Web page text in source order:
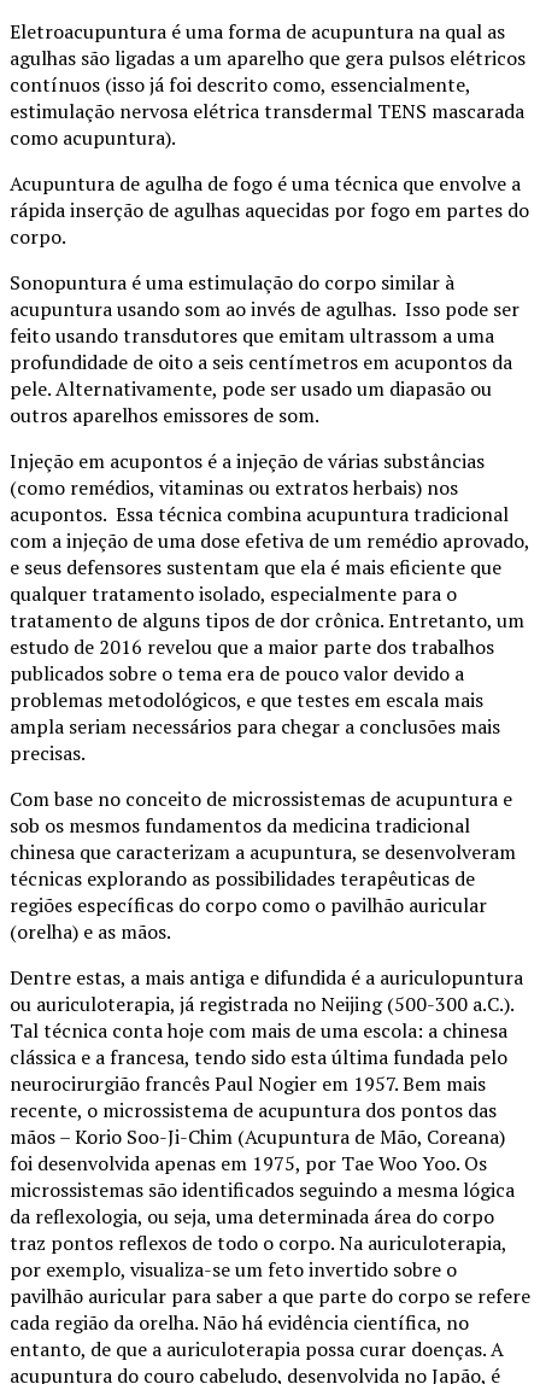
Eletroacupuntura é uma forma de acupuntura na qual as
agulhas são ligadas a um aparelho que gera pulsos elétricos
contínuos (isso já foi descrito como, essencialmente,
estimulação nervosa elétrica transdermal TENS mascarada
como acupuntura).
Acupuntura de agulha de fogo é uma técnica que envolve a
rápida inserção de agulhas aquecidas por fogo em partes do
corpo.
Sonopuntura é uma estimulação do corpo similar à
acupuntura usando som ao invés de agulhas. Isso pode ser
feito usando transdutores que emitam ultrassom a uma
profundidade de oito a seis centímetros em acupontos da
pele. Alternativamente, pode ser usado um diapasão ou
outros aparelhos emissores de som.
Injeção em acupontos é a injeção de várias substâncias
(como remédios, vitaminas ou extratos herbais) nos
acupontos. Essa técnica combina acupuntura tradicional
com a injeção de uma dose efetiva de um remédio aprovado,
e seus defensores sustentam que ela é mais eficiente que
qualquer tratamento isolado, especialmente para o
tratamento de alguns tipos de dor crônica. Entretanto, um
estudo de 2016 revelou que a maior parte dos trabalhos
publicados sobre o tema era de pouco valor devido a
problemas metodológicos, e que testes em escala mais
ampla seriam necessários para chegar a conclusões mais
precisas.
Com base no conceito de microssistemas de acupuntura e
sob os mesmos fundamentos da medicina tradicional
chinesa que caracterizam a acupuntura, se desenvolveram
técnicas explorando as possibilidades terapêuticas de
regiões específicas do corpo como o pavilhão auricular
(orelha) e as mãos.
Dentre estas, a mais antiga e difundida é a auriculopuntura
ou auriculoterapia, já registrada no Neijing (500-300 a.C.).
Tal técnica conta hoje com mais de uma escola: a chinesa
clássica e a francesa, tendo sido esta última fundada pelo
neurocirurgião francês Paul Nogier em 1957. Bem mais
recente, o microssistema de acupuntura dos pontos das
mãos – Korio Soo-Ji-Chim (Acupuntura de Mão, Coreana)
foi desenvolvida apenas em 1975, por Tae Woo Yoo. Os
microssistemas são identificados seguindo a mesma lógica
da reflexologia, ou seja, uma determinada área do corpo
traz pontos reflexos de todo o corpo. Na auriculoterapia,
por exemplo, visualiza-se um feto invertido sobre o
pavilhão auricular para saber a que parte do corpo se refere
cada região da orelha. Não há evidência científica, no
entanto, de que a auriculoterapia possa curar doenças. A
acupuntura do couro cabeludo, desenvolvida no Japão, é